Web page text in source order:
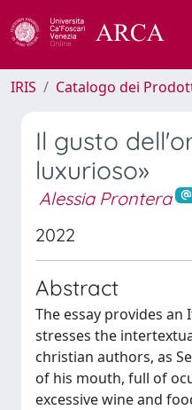
IRIS Catalogo dei
Il gusto
luxurioso»
Alessia Prontera
2022
Abstract
The essay provides
stresses the
christian authors, as
of his mouth, full of
excessive wine and